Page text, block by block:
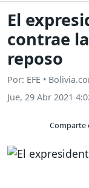
El
contrae
reposo
Por: EFE •
Jue, 29 Abr 2021
Comparte